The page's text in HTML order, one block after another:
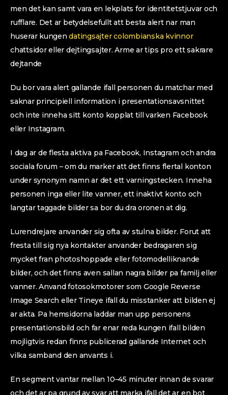
men det kan samt vara en lekplats for identitetstjuvar och
rufflare. Det ar betydelsefullt att besta alert nar man
huserar kungendatingsajter colombianska kvinnor
chattsidor eller dejtingsajter. Arme ar tips pro ett sakrare
dejtande
Du bor vara alert gallande ifall personen du matchar med
saknar principiell information i presentationsavsnittet
och inte inneha sitt konto kopplat till varken Facebook
eller Instagram.
I dag ar de flesta aktiva pa Facebook, Instagram och andra
sociala forum – om du marker att det finns flertal konton
under synonym namn ar det ett varningstecken. Inneha
personen inga eller lite vanner, ett inaktivt konto och
langtar taggade bilder sa bor du dra oronen at dig.
Lurendrejare anvander sig ofta av stulna bilder. Forut att
fresta till sig nya kontakter anvander bedragaren sig
mycket fran photoshoppade eller fotomodelliknande
bilder, och det finns aven sallan nagra bilder pa familj eller
vanner. Anvand fotosokmotorer som Google Reverse
Image Search eller Tineye ifall du misstanker att bilden ej
ar akta. Pa hemsidorna laddar man upp personens
presentationsbild och far enar reda kungen ifall bilden
mojligtvis redan finns publicerad gallande Internet och
vilka samband den anvants i.
En segment vantar mellan 10–45 minuter innan de svarar
och det ar pa grund av svar att marka ifall det ar en bot